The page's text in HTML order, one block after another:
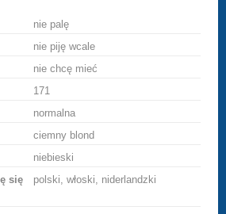
nie palę
nie piję wcale
nie chcę mieć
171
normalna
ciemny blond
niebieski
się
polski, włoski, niderlandzki